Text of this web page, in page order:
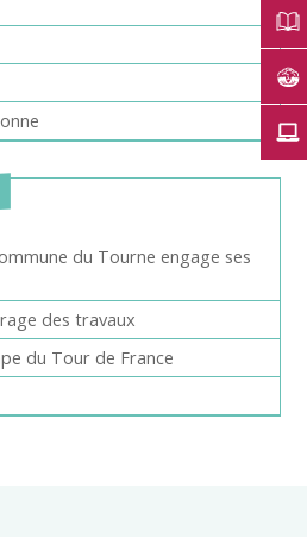
du Tourne engage ses
des travaux
du Tour de France